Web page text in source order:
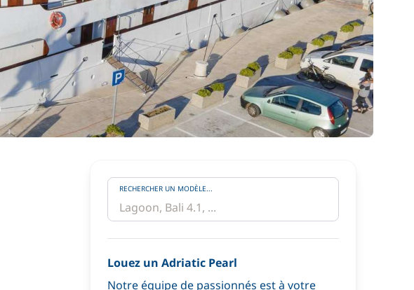
RECHERCHER UN MODÈLE...
Louez un Adriatic Pearl
Notre équipe de passionnés est à votre